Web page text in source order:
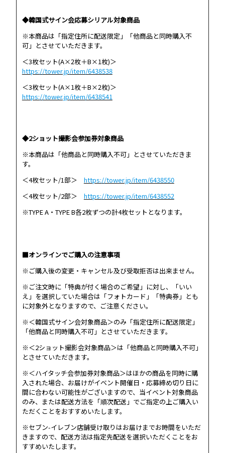
◆韓国式サイン会応募シリアル対象商品
※本商品は「指定住所に配送限定」「他商品と同時購入不
可」とさせていただきます。
＜3枚セット(A×2枚＋B×1枚)＞
https://tower.jp/item/6438538
＜3枚セット(A×1枚＋B×2枚)＞
https://tower.jp/item/6438541
◆2ショット撮影会参加券対象商品
※本商品は「他商品と同時購入不可」とさせていただきま
す。
＜4枚セット/1部＞ https://tower.jp/item/6438550
＜4枚セット/2部＞ https://tower.jp/item/6438552
※TYPE A・TYPE B各2枚ずつの計4枚セットとなります。
■オンラインでご購入の注意事項
※ご購入後の変更・キャンセル及び受取拒否は出来ません。
※ご注文時に「特典が付く場合のご希望」に対し、「いい
え」を選択していた場合は「フォトカード」「特典券」とも
に対象外となりますので、ご注意ください。
※＜韓国式サイン会対象商品＞のみ「指定住所に配送限定」
「他商品と同時購入不可」とさせていただきます。
※＜2ショット撮影会対象商品＞は「他商品と同時購入不可」
とさせていただきます。
※＜ハイタッチ会参加券対象商品＞はほかの商品を同時に購
入された場合、お届けがイベント開催日・応募締め切り日に
間に合わない可能性がございますので、当イベント対象商品
のみ、または配送方法を「順次配送」でご指定の上ご購入い
ただくことをおすすめいたします。
※セブン-イレブン店舗受け取りはお届けまでお時間をいただ
きますので、配送方法は指定先配送を選択いただくことをお
すすめいたします。